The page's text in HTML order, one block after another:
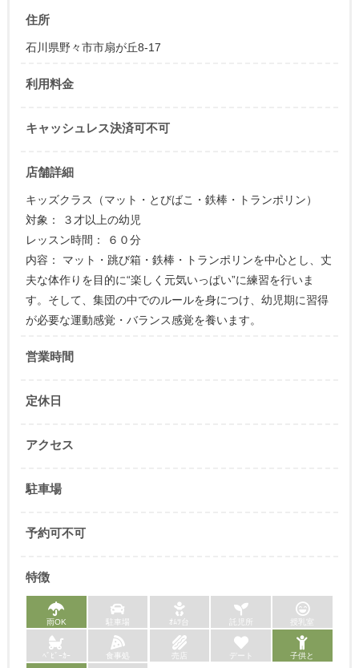
住所
石川県野々市市扇が丘8-17
利用料金
キャッシュレス決済可不可
店舗詳細
キッズクラス（マット・とびばこ・鉄棒・トランポリン）
対象： ３才以上の幼児
レッスン時間： ６０分
内容： マット・跳び箱・鉄棒・トランポリンを中心とし、丈
夫な体作りを目的に“楽しく元気いっぱい”に練習を行いま
す。そして、集団の中でのルールを身につけ、幼児期に習得
が必要な運動感覚・バランス感覚を養います。
営業時間
定休日
アクセス
駐車場
予約可不可
特徴
雨OK 駐車場 ｵﾑﾂ台 託児所 授乳室
ﾍﾞﾋﾞｰｶｰ 食事処 売店 デート 子供と